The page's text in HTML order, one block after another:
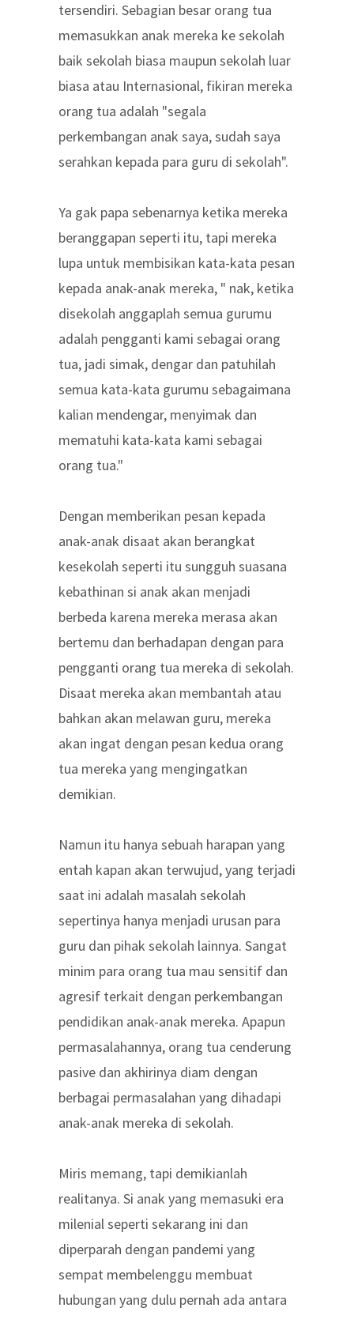
tersendiri. Sebagian besar orang tua
memasukkan anak mereka ke sekolah
baik sekolah biasa maupun sekolah luar
biasa atau Internasional, fikiran mereka
orang tua adalah "segala
perkembangan anak saya, sudah saya
serahkan kepada para guru di sekolah".
Ya gak papa sebenarnya ketika mereka
beranggapan seperti itu, tapi mereka
lupa untuk membisikan kata-kata pesan
kepada anak-anak mereka, " nak, ketika
disekolah anggaplah semua gurumu
adalah pengganti kami sebagai orang
tua, jadi simak, dengar dan patuhilah
semua kata-kata gurumu sebagaimana
kalian mendengar, menyimak dan
mematuhi kata-kata kami sebagai
orang tua."
Dengan memberikan pesan kepada
anak-anak disaat akan berangkat
kesekolah seperti itu sungguh suasana
kebathinan si anak akan menjadi
berbeda karena mereka merasa akan
bertemu dan berhadapan dengan para
pengganti orang tua mereka di sekolah.
Disaat mereka akan membantah atau
bahkan akan melawan guru, mereka
akan ingat dengan pesan kedua orang
tua mereka yang mengingatkan
demikian.
Namun itu hanya sebuah harapan yang
entah kapan akan terwujud, yang terjadi
saat ini adalah masalah sekolah
sepertinya hanya menjadi urusan para
guru dan pihak sekolah lainnya. Sangat
minim para orang tua mau sensitif dan
agresif terkait dengan perkembangan
pendidikan anak-anak mereka. Apapun
permasalahannya, orang tua cenderung
pasive dan akhirinya diam dengan
berbagai permasalahan yang dihadapi
anak-anak mereka di sekolah.
Miris memang, tapi demikianlah
realitanya. Si anak yang memasuki era
milenial seperti sekarang ini dan
diperparah dengan pandemi yang
sempat membelenggu membuat
hubungan yang dulu pernah ada antara